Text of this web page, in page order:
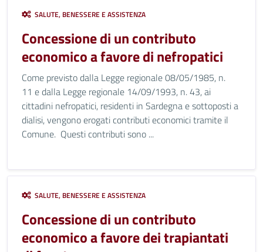
SALUTE, BENESSERE E ASSISTENZA
Concessione di un contributo
economico a favore di nefropatici
Come previsto dalla Legge regionale 08/05/1985, n.
11 e dalla Legge regionale 14/09/1993, n. 43, ai
cittadini nefropatici, residenti in Sardegna e sottoposti a
dialisi, vengono erogati contributi economici tramite il
Comune. Questi contributi sono ...
SALUTE, BENESSERE E ASSISTENZA
Concessione di un contributo
economico a favore dei trapiantati